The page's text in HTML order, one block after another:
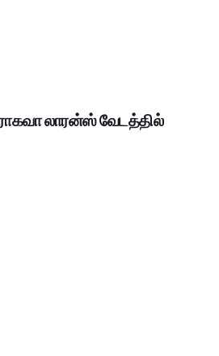
லாரன்ஸ் வேடத்தில்